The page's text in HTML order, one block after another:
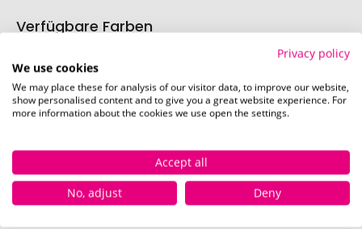
Verfügbare Farben
gelb
Sofort verfügbar
weiss
Sofort verfügbar
Privacy policy
We use cookies
We may place these for analysis of our visitor data, to improve our website,
show personalised content and to give you a great website experience. For
more information about the cookies we use open the settings.
Accept all
No, adjust
Deny